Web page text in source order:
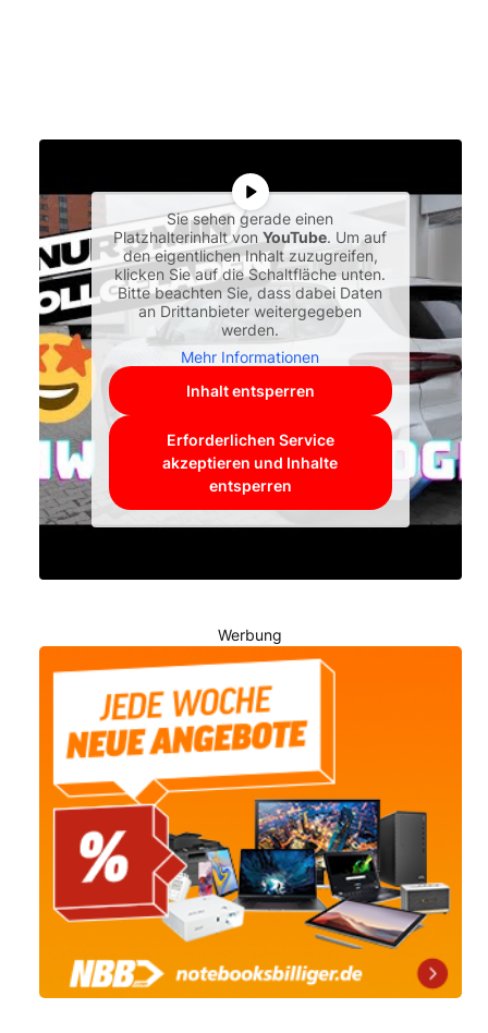
Sie sehen gerade einen
Platzhalterinhalt vonYouTube. Um auf
den eigentlichen Inhalt zuzugreifen,
klicken Sie auf die Schaltfläche unten.
Bitte beachten Sie, dass dabei Daten
an Drittanbieter weitergegeben
werden.
Mehr Informationen
Inhalt entsperren
Erforderlichen Service
akzeptieren und Inhalte
entsperren
Werbung